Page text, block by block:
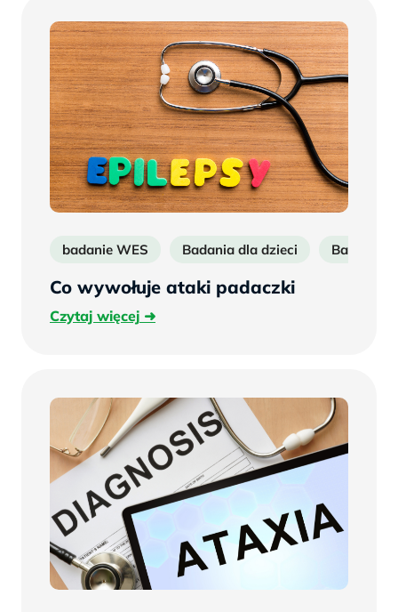
badanie WES Badania dla dzieci Badania
Co wywołuje ataki padaczki
Czytaj więcejCzytaj